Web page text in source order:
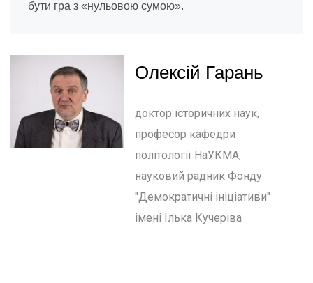
Олексій Гарань
доктор історичних наук,
професор кафедри
політології НаУКМА,
науковий радник Фонду
"Демократичні ініціативи"
імені Ілька Кучеріва
бути гра з «нульовою сумою».